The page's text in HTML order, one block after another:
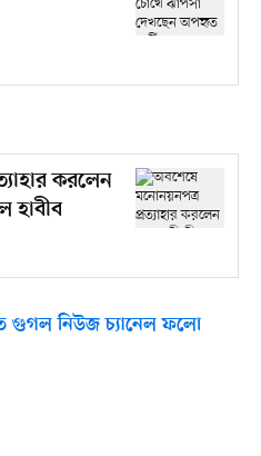
করলেন
হাবীব
গুগল নিউজ চ্যানেল ফলো